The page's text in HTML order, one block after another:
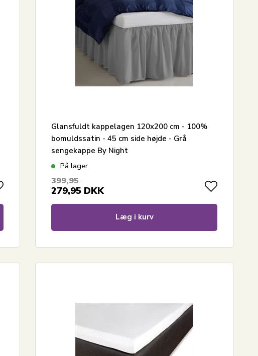
Glansfuldt kappelagen 120x200 cm - 100%
bomuldssatin - 45 cm side højde - Grå
sengekappe By Night
På lager
399,95
279,95 DKK
Læg i kurv